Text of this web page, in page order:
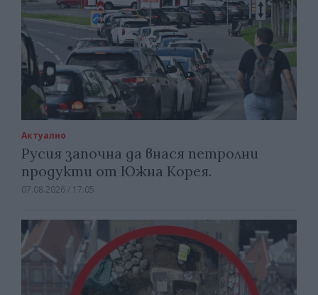
Актуално
Русия започна да внася петролни
продукти от Южна Корея.
07.08.2026 / 17:05